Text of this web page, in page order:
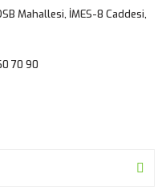
Mahallesi, İMES-8 Caddesi,
70 90